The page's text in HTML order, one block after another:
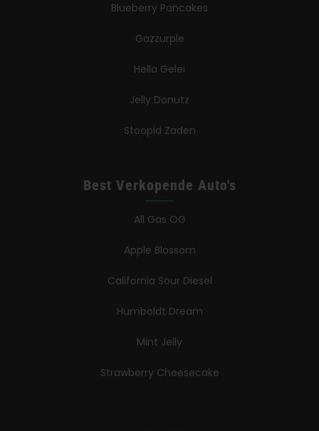
Blueberry Pancakes
Gazzurple
Hella Gelei
Jelly Donutz
Stoopid Zaden
Best Verkopende Auto's
All Gas OG
Apple Blossom
California Sour Diesel
Humboldt Dream
Mint Jelly
Strawberry Cheesecake